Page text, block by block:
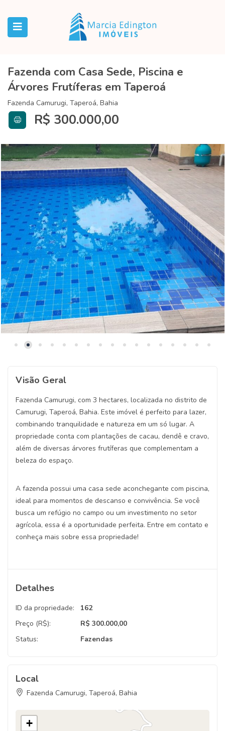
Fazenda com Casa Sede, Piscina e
Árvores Frutíferas em Taperoá
Fazenda Camurugi, Taperoá, Bahia
R$ 300.000,00
Visão Geral
Fazenda Camurugi, com 3 hectares, localizada no distrito de
Camurugi, Taperoá, Bahia. Este imóvel é perfeito para lazer,
combinando tranquilidade e natureza em um só lugar. A
propriedade conta com plantações de cacau, dendê e cravo,
além de diversas árvores frutíferas que complementam a
beleza do espaço.
A fazenda possui uma casa sede aconchegante com piscina,
ideal para momentos de descanso e convivência. Se você
busca um refúgio no campo ou um investimento no setor
agrícola, essa é a oportunidade perfeita. Entre em contato e
conheça mais sobre essa propriedade!
Detalhes
ID da propriedade:
162
Preço (R$):
R$ 300.000,00
Status:
Fazendas
Local
Fazenda Camurugi, Taperoá, Bahia
+